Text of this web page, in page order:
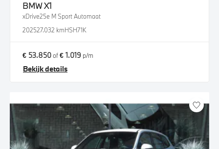
BMWX1
xDrive25e M Sport Automaat
202527.032 kmHSH71K
€ 53.850of€ 1.019 p/m
Bekijk details